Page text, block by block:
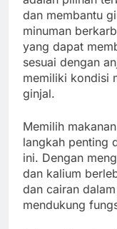
dan membantu
minuman
yang dapat
sesuai dengan
memiliki kondisi
ginjal.
Memilih
langkah penting
ini. Dengan
dan kalium
dan cairan
mendukung